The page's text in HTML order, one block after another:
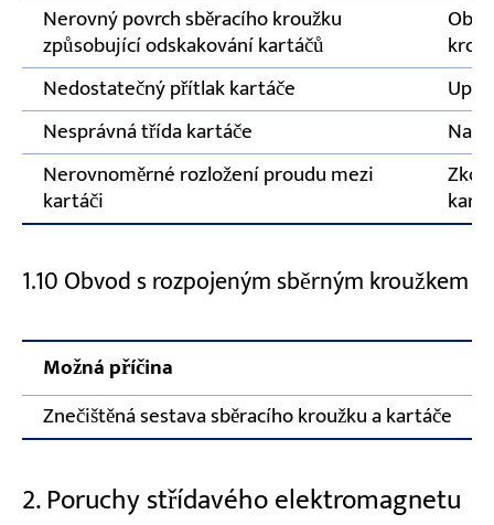
Nerovný povrch sběracího kroužku
způsobující odskakování kartáčů
Nedostatečný přítlak kartáče
Nesprávná třída kartáče
Nerovnoměrné rozložení proudu mezi
kartáči
1.10 Obvod s rozpojeným sběrným kroužkem
Možná příčina
Znečištěná sestava sběracího kroužku a kartáče
2. Poruchy střídavého elektromagnetu